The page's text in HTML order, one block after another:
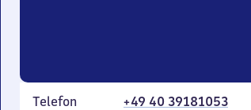
Telefon
+49 40 39181053